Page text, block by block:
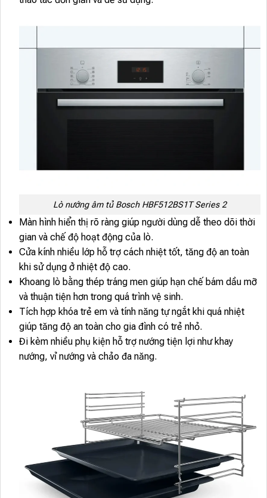
Lò nướng âm tủ Bosch HBF512BS1T Series 2
Màn hình hiển thị rõ ràng giúp người dùng dễ theo dõi thời
gian và chế độ hoạt động của lò.
Cửa kính nhiều lớp hỗ trợ cách nhiệt tốt, tăng độ an toàn
khi sử dụng ở nhiệt độ cao.
Khoang lò bằng thép tráng men giúp hạn chế bám dầu mỡ
và thuận tiện hơn trong quá trình vệ sinh.
Tích hợp khóa trẻ em và tính năng tự ngắt khi quá nhiệt
giúp tăng độ an toàn cho gia đình có trẻ nhỏ.
Đi kèm nhiều phụ kiện hỗ trợ nướng tiện lợi như khay
nướng, vỉ nướng và chảo đa năng.